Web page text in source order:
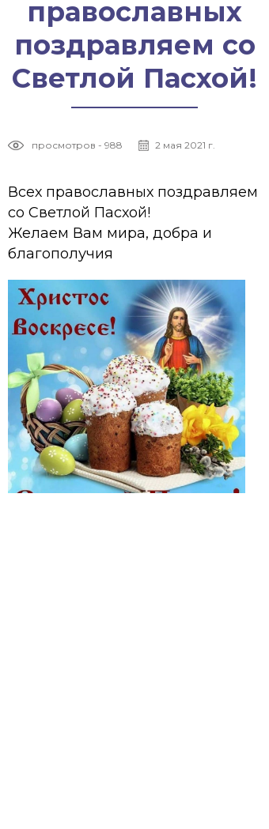
православных
поздравляем со
Светлой Пасхой!
просмотров - 988 2 мая 2021 г.
Всех православных поздравляем
со Светлой Пасхой!
Желаем Вам мира, добра и
благополучия